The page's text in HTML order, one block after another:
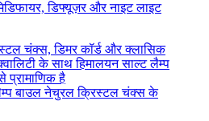
डिफ्यूज़र और नाइट लाइट
बाउल नेचुरल क्रिस्टल चंक्स के